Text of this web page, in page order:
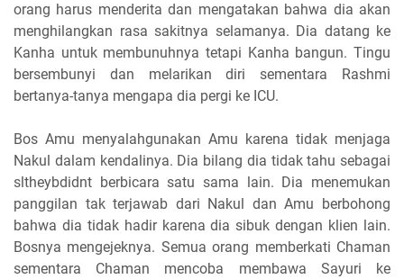
orang harus menderita dan mengatakan bahwa dia akan
menghilangkan rasa sakitnya selamanya. Dia datang ke
Kanha untuk membunuhnya tetapi Kanha bangun. Tingu
bersembunyi dan melarikan diri sementara Rashmi
bertanya-tanya mengapa dia pergi ke ICU.
Bos Amu menyalahgunakan Amu karena tidak menjaga
Nakul dalam kendalinya. Dia bilang dia tidak tahu sebagai
sltheybdidnt berbicara satu sama lain. Dia menemukan
panggilan tak terjawab dari Nakul dan Amu berbohong
bahwa dia tidak hadir karena dia sibuk dengan klien lain.
Bosnya mengejeknya. Semua orang memberkati Chaman
sementara Chaman mencoba membawa Sayuri ke